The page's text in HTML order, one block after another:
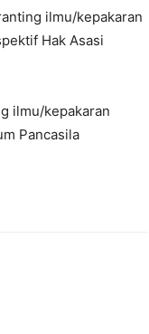
ilmu/kepakaran
Hak Asasi
ilmu/kepakaran
Pancasila